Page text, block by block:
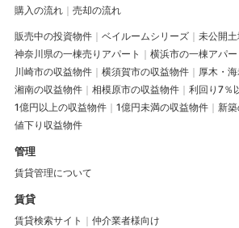
購入の流れ
売却の流れ
販売中の投資物件 ベイルームシリーズ
未公開
神奈川県の一棟売りアパート
横浜市の一棟アパー
川崎市の収益物件
横須賀市の収益物件
厚木・
湘南の収益物件
相模原市の収益物件
利回り7％
1億円以上の収益物件
1億円未満の収益物件
新
値下り収益物件
管理
賃貸管理について
賃貸
賃貸検索サイト 仲介業者様向け